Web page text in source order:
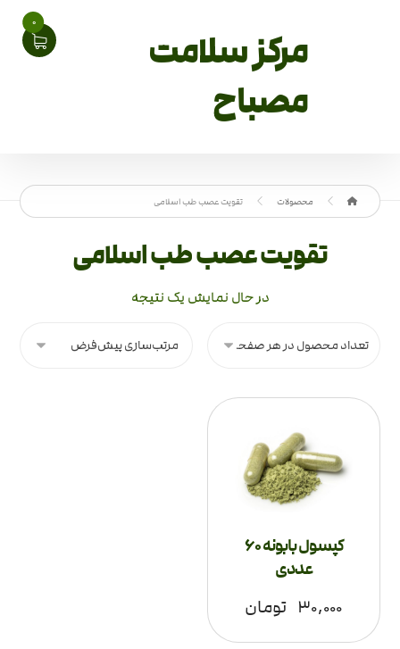
مرکز سلامت
مصباح
0
محصولات تقویت عصب طب اسلامی
تقویت عصب طب اسلامی
در حال نمایش یک نتیجه
کپسول بابونه 60
عددی
۳۰,۰۰۰ تومان